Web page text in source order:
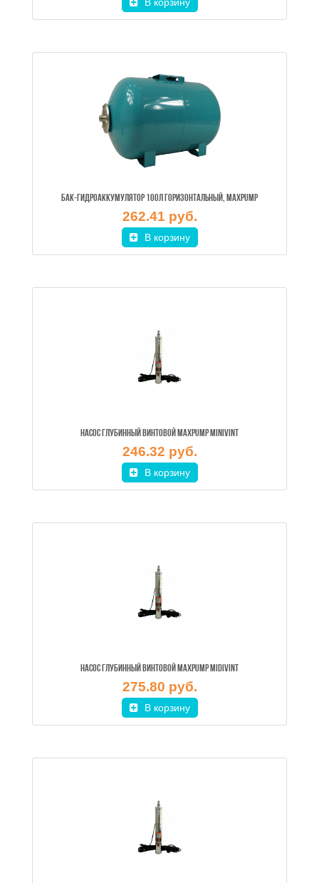
БАК-ГИДРОАККУМУЛЯТОР 100Л ГОРИЗОНТАЛЬНЫЙ, MAXPUMP
262.41 руб.
В корзину
НАСОС ГЛУБИННЫЙ ВИНТОВОЙ MAXPUMP MINIVINT
246.32 руб.
В корзину
НАСОС ГЛУБИННЫЙ ВИНТОВОЙ MAXPUMP MIDIVINT
275.80 руб.
В корзину